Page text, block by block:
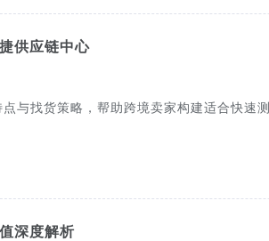
供应链中心
与找货策略，帮助跨境卖家构建适合快速
深度解析